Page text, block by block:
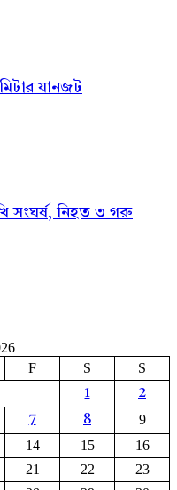
যানজট
সংঘর্ষ, নিহত ৩ গরু
F S S
1
2
7 8
9
14 15
16
21 22
23